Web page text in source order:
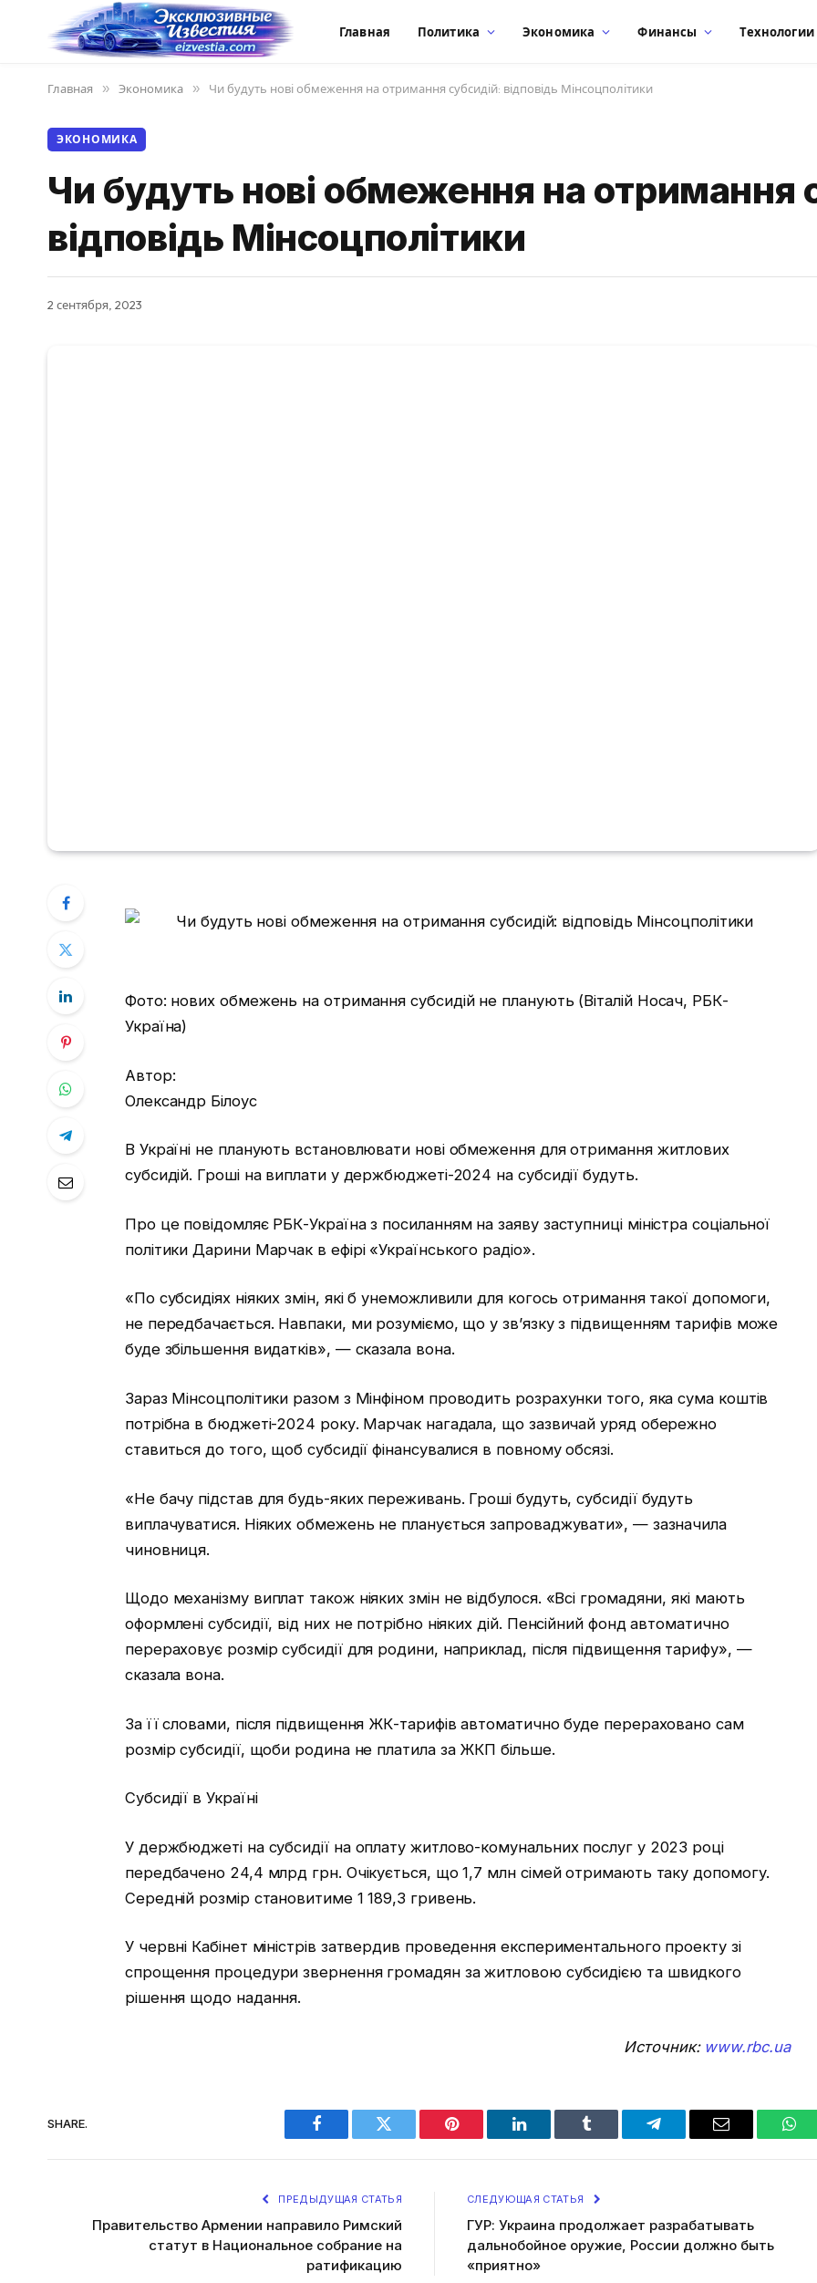
Главная Политика Экономика Финансы Технологии
Главная » Экономика » Чи будуть нові обмеження на отримання субсидій: відповідь Мінсоцполітики
ЭКОНОМИКА
Чи будуть нові обмеження на отримання
відповідь Мінсоцполітики
2 сентября, 2023
Фото: нових обмежень на отримання субсидій не планують (Віталій Носач, РБК-
Україна)
Автор:
Олександр Білоус
В Україні не планують встановлювати нові обмеження для отримання житлових
субсидій. Гроші на виплати у держбюджеті-2024 на субсидії будуть.
Про це повідомляє РБК-Україна з посиланням на заяву заступниці міністра соціальної
політики Дарини Марчак в ефірі «Українського радіо».
«По субсидіях ніяких змін, які б унеможливили для когось отримання такої допомоги,
не передбачається. Навпаки, ми розуміємо, що у зв’язку з підвищенням тарифів може
буде збільшення видатків», — сказала вона.
Зараз Мінсоцполітики разом з Мінфіном проводить розрахунки того, яка сума коштів
потрібна в бюджеті-2024 року. Марчак нагадала, що зазвичай уряд обережно
ставиться до того, щоб субсидії фінансувалися в повному обсязі.
«Не бачу підстав для будь-яких переживань. Гроші будуть, субсидії будуть
виплачуватися. Ніяких обмежень не планується запроваджувати», — зазначила
чиновниця.
Щодо механізму виплат також ніяких змін не відбулося. «Всі громадяни, які мають
оформлені субсидії, від них не потрібно ніяких дій. Пенсійний фонд автоматично
перераховує розмір субсидії для родини, наприклад, після підвищення тарифу», —
сказала вона.
За її словами, після підвищення ЖК-тарифів автоматично буде перераховано сам
розмір субсидії, щоби родина не платила за ЖКП більше.
Субсидії в Україні
У держбюджеті на субсидії на оплату житлово-комунальних послуг у 2023 році
передбачено 24,4 млрд грн. Очікується, що 1,7 млн сімей отримають таку допомогу.
Середній розмір становитиме 1 189,3 гривень.
У червні Кабінет міністрів затвердив проведення експериментального проекту зі
спрощення процедури звернення громадян за житловою субсидією та швидкого
рішення щодо надання.
Источник: www.rbc.ua
SHARE.
Facebook Twitter Pinterest LinkedIn Tumblr Telegram Email
ПРЕДЫДУЩАЯ СТАТЬЯ
Правительство Армении направило Римский
статут в Национальное собрание на
ратификацию
СЛЕДУЮЩАЯ СТАТЬЯ
ГУР: Украина продолжает разрабатывать
дальнобойное оружие, России должно быть
«приятно»